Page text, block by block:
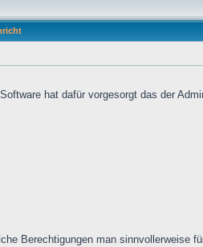
hat dafür vorgesorgt das der
Berechtigungen man sinnvollerweise